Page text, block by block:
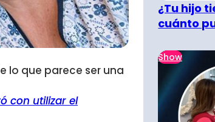
lo que parece ser una
con utilizar el
¿Tu hijo
cuánto
Show